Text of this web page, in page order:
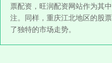
票配资，旺润配资网站作为其
注。同样，重庆江北地区的股
了独特的市场走势。